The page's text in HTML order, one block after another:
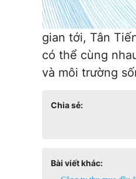
gian tới, Tân
có thể cùng
và môi trường
Chia sẻ:
Bài viết khác: